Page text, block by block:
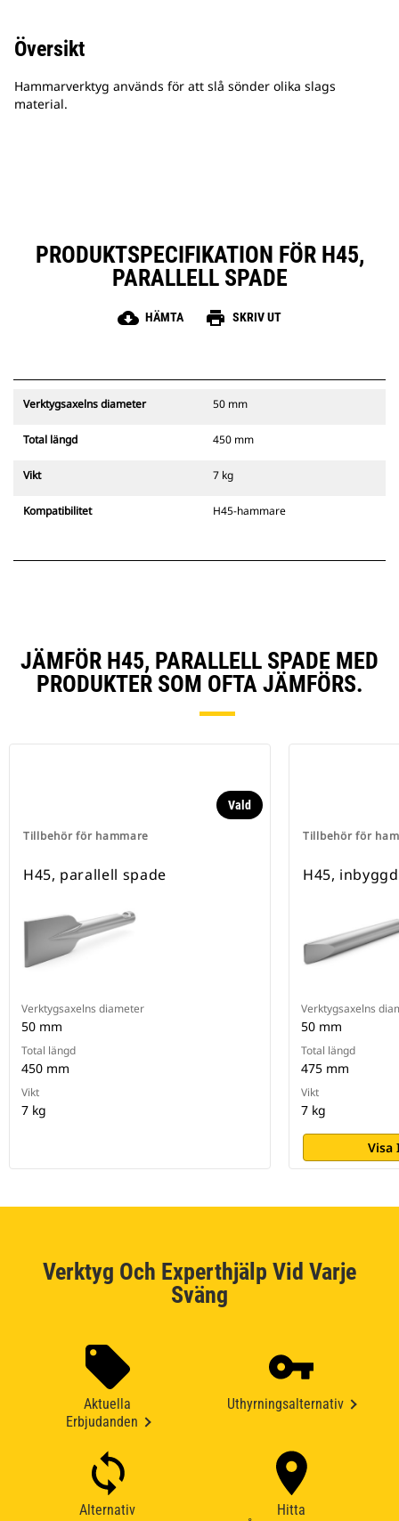
Översikt
Hammarverktyg används för att slå sönder olika slags
material.
PRODUKTSPECIFIKATION FÖR H45,
PARALLELL SPADE
cloud_download HÄMTA print SKRIV UT
Verktygsaxelns diameter 50 mm
Total längd 450 mm
Vikt 7 kg
Kompatibilitet H45-hammare
JÄMFÖR H45, PARALLELL SPADE MED
PRODUKTER SOM OFTA JÄMFÖRS.
Tillbehör för hammare
Vald
H45, parallell spade
Verktygsaxelns diameter
50 mm
Total längd
450 mm
Vikt
7 kg
Tillbehör för
H45,
Verktygsaxelns
50 mm
Total längd
475 mm
Vikt
7 kg
Visa
Verktyg Och Experthjälp Vid Varje
Sväng
Aktuella
Erbjudanden
Uthyrningsalternativ
Alternativ
Hitta